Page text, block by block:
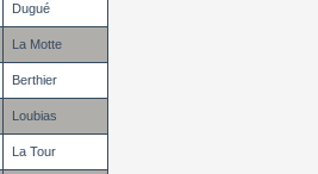
Dugué
La Motte
Berthier
Loubias
La Tour